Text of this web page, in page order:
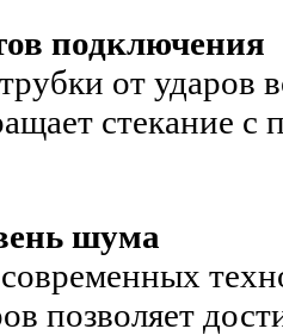
подключения
от ударов
стекание с
шума
позволяет